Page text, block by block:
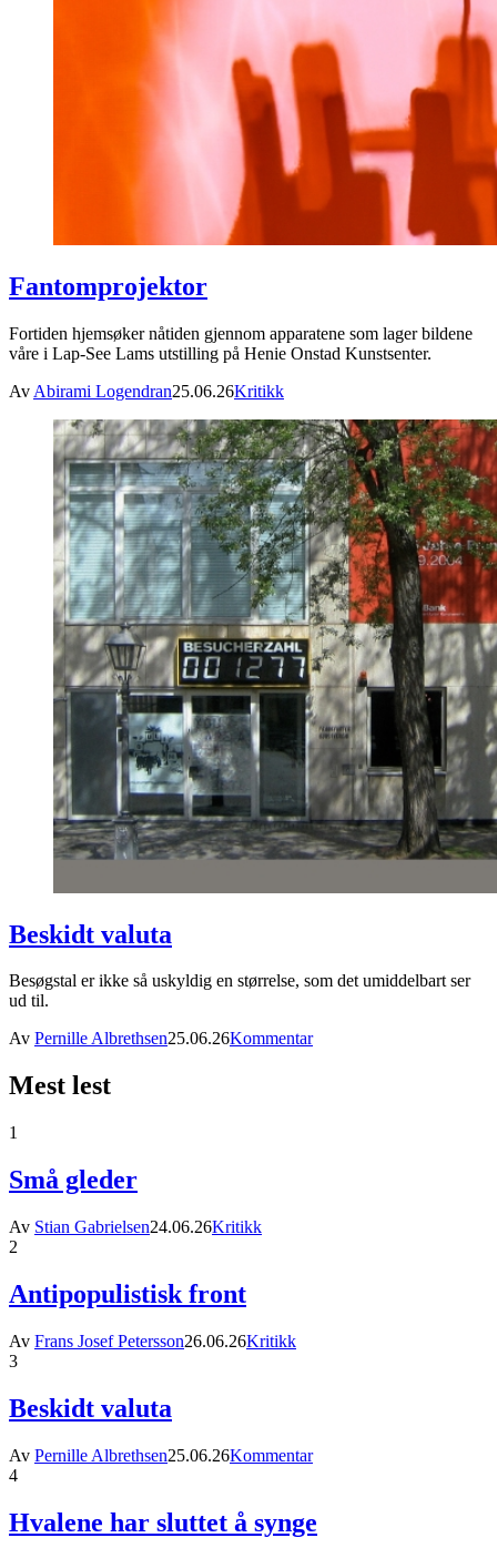
Fantomprojektor
Fortiden hjemsøker nåtiden gjennom apparatene som lager bildene
våre i Lap-See Lams utstilling på Henie Onstad Kunstsenter.
Av Abirami Logendran25.06.26Kritikk
Beskidt valuta
Besøgstal er ikke så uskyldig en størrelse, som det umiddelbart ser
ud til.
Av Pernille Albrethsen25.06.26Kommentar
Mest lest
1
Små gleder
Av Stian Gabrielsen24.06.26Kritikk
2
Antipopulistisk front
Av Frans Josef Petersson26.06.26Kritikk
3
Beskidt valuta
Av Pernille Albrethsen25.06.26Kommentar
4
Hvalene har sluttet å synge